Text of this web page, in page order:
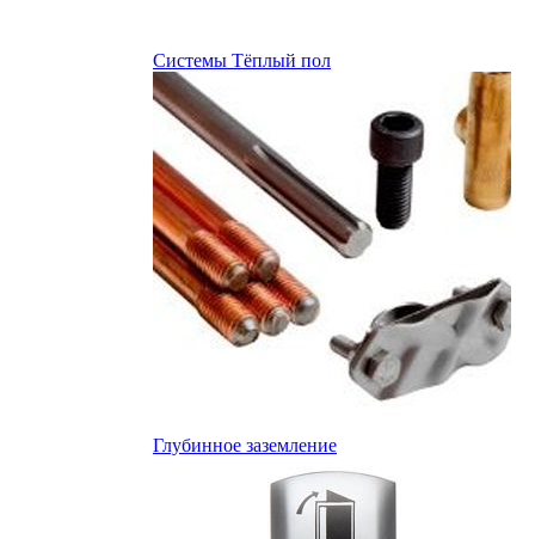
Системы Тёплый пол
Глубинное заземление